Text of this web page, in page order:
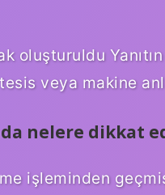
oluşturuldu
veya makine
nelere dikkat
işleminden